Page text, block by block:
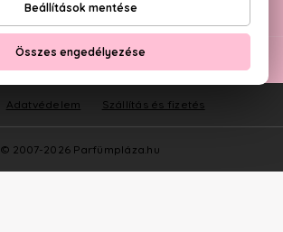
© 2007-2026 Parfümpláza.hu
Adatvédelem Szállítás és fizetés